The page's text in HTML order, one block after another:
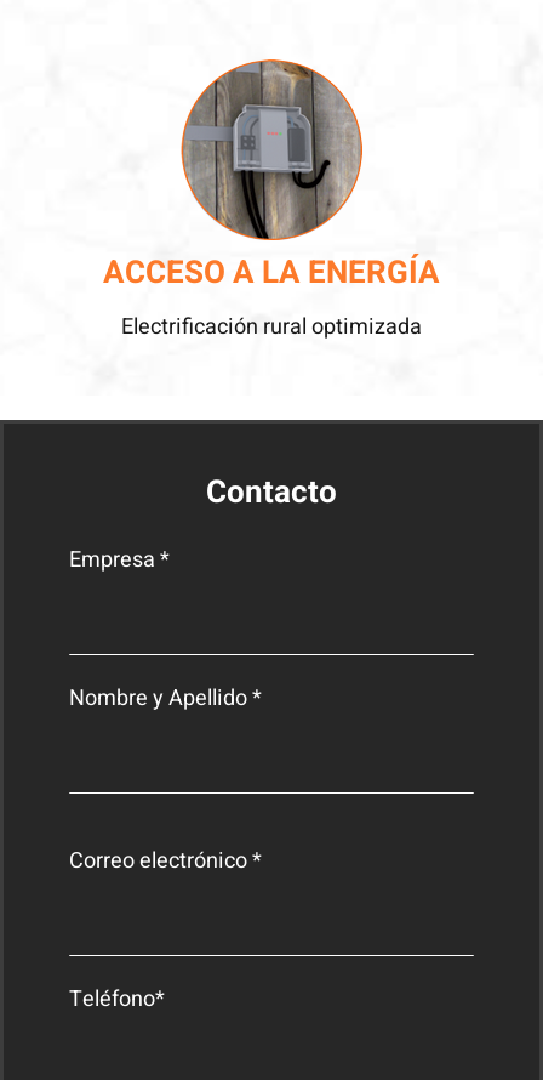
ACCESO A LA ENERGÍA
Electrificación rural optimizada
Contacto
Empresa *
Nombre y Apellido *
Correo electrónico *
Teléfono*